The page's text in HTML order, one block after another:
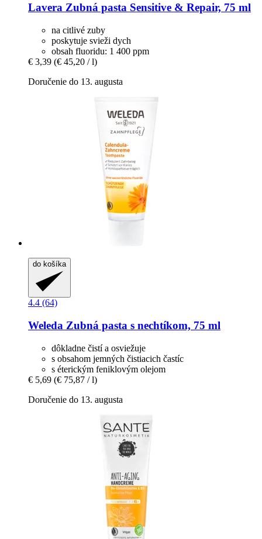
Lavera Zubná pasta Sensitive & Repair, 75 ml
na citlivé zuby
poskytuje svieži dych
obsah fluoridu: 1 400 ppm
€ 3,39 (€ 45,20 / l)
Doručenie do 13. augusta
do košíka
4.4 (64)
Weleda Zubná pasta s nechtíkom, 75 ml
dôkladne čistí a osviežuje
s obsahom jemných čistiacich častíc
s éterickým feniklovým olejom
€ 5,69 (€ 75,87 / l)
Doručenie do 13. augusta